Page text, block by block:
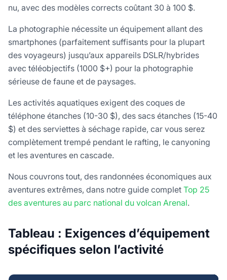
nu, avec des modèles corrects coûtant 30 à 100 $.
La photographie nécessite un équipement allant des
smartphones (parfaitement suffisants pour la plupart
des voyageurs) jusqu’aux appareils DSLR/hybrides
avec téléobjectifs (1000 $+) pour la photographie
sérieuse de faune et de paysages.
Les activités aquatiques exigent des coques de
téléphone étanches (10-30 $), des sacs étanches (15-40
$) et des serviettes à séchage rapide, car vous serez
complètement trempé pendant le rafting, le canyoning
et les aventures en cascade.
Nous couvrons tout, des randonnées économiques aux
aventures extrêmes, dans notre guide complet Top 25
des aventures au parc national du volcan Arenal.
Tableau : Exigences d’équipement
spécifiques selon l’activité